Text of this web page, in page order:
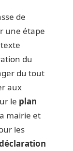
de
une étape
du
du tout
aux
le plan
mairie et
les